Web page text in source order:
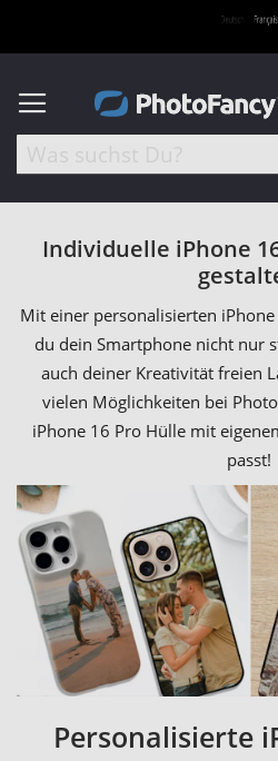
Individuelle iPhone
Mit einer personalisierten
du dein Smartphone nicht nur
auch deiner Kreativität freien
vielen Möglichkeiten bei
iPhone 16 Pro Hülle mit
passt!
Personalisierte